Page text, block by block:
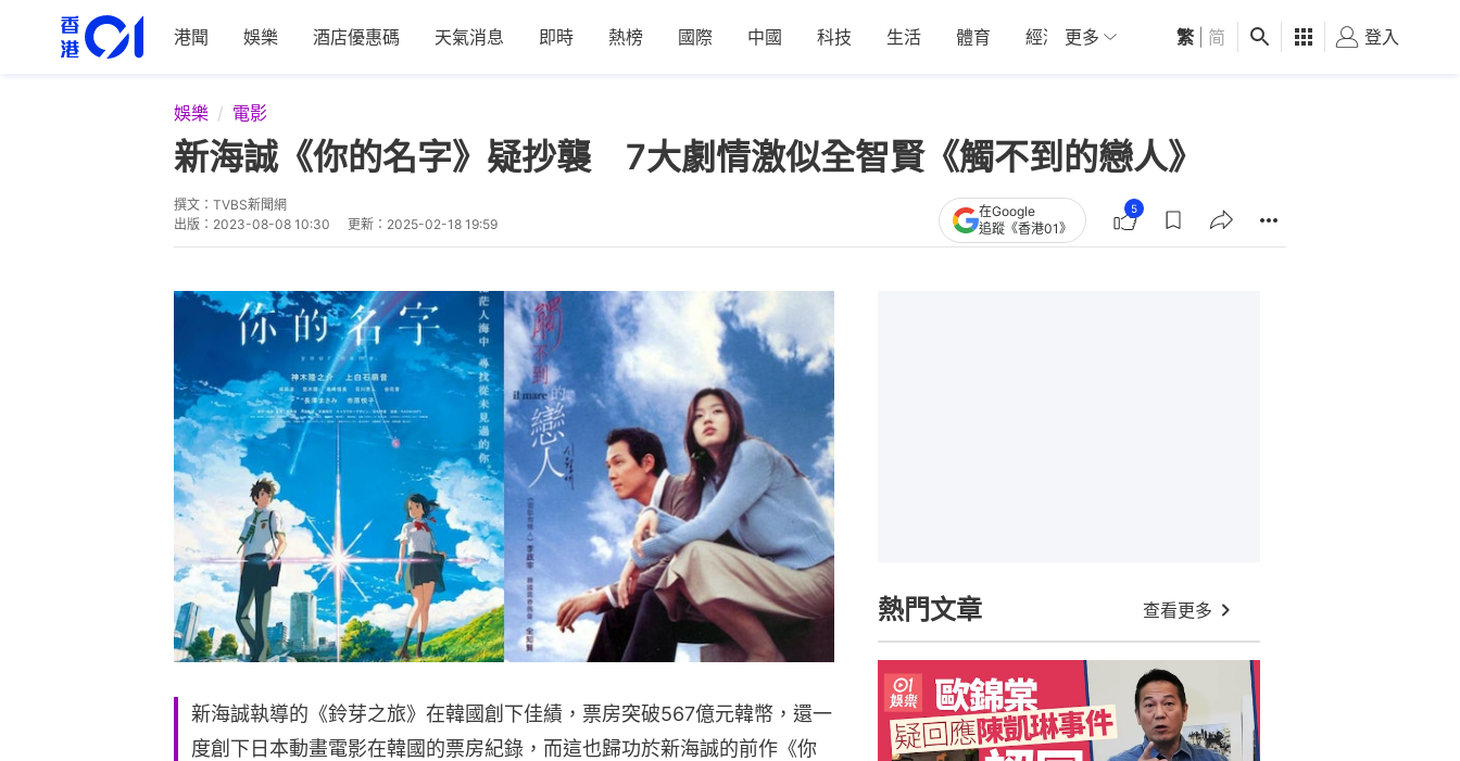
港聞 娛樂 酒店優惠碼 天氣消息 即時 熱榜 國際 中國 科技 生活 體育 經濟 01深圳 觀點 健康 好食玩飛
更多 繁 简 登入
娛樂 電影
新海誠《你的名字》疑抄襲 7大劇情激似全智賢《觸不到的戀人》
撰文： TVBS新聞網
出版： 2023-08-08 10:30 更新： 2025-02-18 19:59
在Google
追蹤《香港01》
5
新海誠執導的《鈴芽之旅》在韓國創下佳績，票房突破567億元韓幣，還一
度創下日本動畫電影在韓國的票房紀錄，而這也歸功於新海誠的前作《你
熱門文章 查看更多